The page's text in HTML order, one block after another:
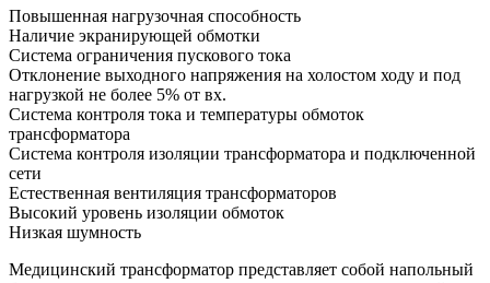
Повышенная нагрузочная способность
Наличие экранирующей обмотки
Система ограничения пускового тока
Отклонение выходного напряжения на холостом ходу и под
нагрузкой не более 5% от вх.
Система контроля тока и температуры обмоток
трансформатора
Система контроля изоляции трансформатора и подключенной
сети
Естественная вентиляция трансформаторов
Высокий уровень изоляции обмоток
Низкая шумность
Медицинский трансформатор представляет собой напольный